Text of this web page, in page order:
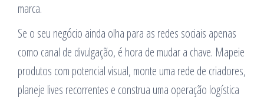
marca.
Se o seu negócio ainda olha para as redes sociais apenas
como canal de divulgação, é hora de mudar a chave. Mapeie
produtos com potencial visual, monte uma rede de criadores,
planeje lives recorrentes e construa uma operação logística